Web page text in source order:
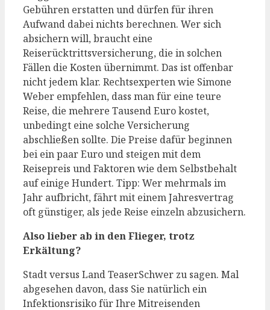
Gebühren erstatten und dürfen für ihren
Aufwand dabei nichts berechnen. Wer sich
absichern will, braucht eine
Reiserücktrittsversicherung, die in solchen
Fällen die Kosten übernimmt. Das ist offenbar
nicht jedem klar. Rechtsexperten wie Simone
Weber empfehlen, dass man für eine teure
Reise, die mehrere Tausend Euro kostet,
unbedingt eine solche Versicherung
abschließen sollte. Die Preise dafür beginnen
bei ein paar Euro und steigen mit dem
Reisepreis und Faktoren wie dem Selbstbehalt
auf einige Hundert. Tipp: Wer mehrmals im
Jahr aufbricht, fährt mit einem Jahresvertrag
oft günstiger, als jede Reise einzeln abzusichern.
Also lieber ab in den Flieger, trotz
Erkältung?
Stadt versus Land TeaserSchwer zu sagen. Mal
abgesehen davon, dass Sie natürlich ein
Infektionsrisiko für Ihre Mitreisenden